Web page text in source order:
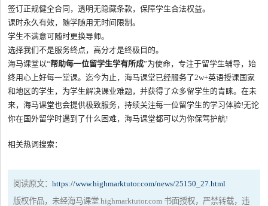
签订正规健全合同，透明无隐藏条款，保障学生合法权益。
课时永久有效，随学随用无时间限制。
学生不满意可随时更换导师。
选择我们不是服务终点，高分才是终极目的。
海马课堂以“帮助每一位留学生学有所成”为使命，专注于留学生辅导，始
终用心上好每一堂课。迄今为止，海马课堂已经服务了2w+英语授课国家
和地区的学生，为学生解决课业难题，并获得了众多留学生的青睐。在未
来，海马课堂也会提供极致服务，持续关注每一位留学生的学习体验!无论
你在国外留学时遇到了什么困难，海马课堂都可以为你保驾护航!
相关热词搜索：
阅读原文：https://www.highmarktutor.com/news/25150_27.html
版权作品，未经海马课堂 highmarktutor.com 书面授权，严禁转载，违